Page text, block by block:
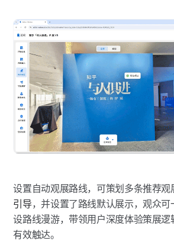
设置自动观展路线，可策划多条推荐观
引导，并设置了路线默认展示，观众
设路线漫游，带领用户深度体验策展逻
有效触达。